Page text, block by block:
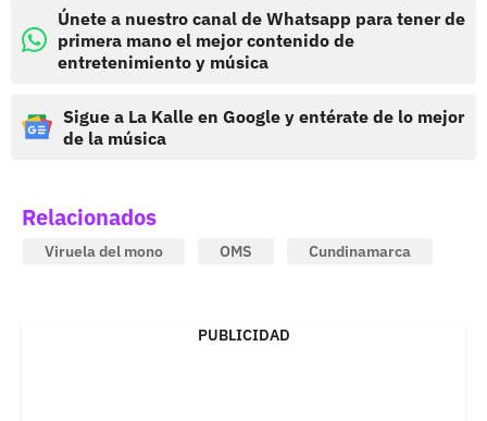
Únete a nuestro canal de Whatsapp para tener de
primera mano el mejor contenido de
entretenimiento y música
Sigue a La Kalle en Google y entérate de lo mejor
de la música
Relacionados
Viruela del mono OMS Cundinamarca
PUBLICIDAD